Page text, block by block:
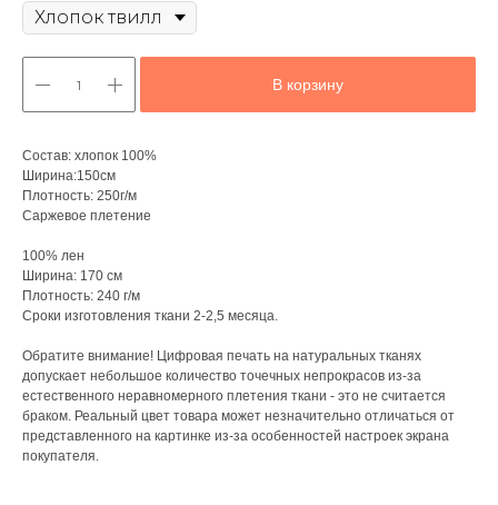
В корзину
Состав: хлопок 100%
Ширина:150см
Плотность: 250г/м
Саржевое плетение
100% лен
Ширина: 170 см
Плотность: 240 г/м
Сроки изготовления ткани 2-2,5 месяца.
Обратите внимание! Цифровая печать на натуральных тканях
допускает небольшое количество точечных непрокрасов из-за
естественного неравномерного плетения ткани - это не считается
браком. Реальный цвет товара может незначительно отличаться от
представленного на картинке из-за особенностей настроек экрана
покупателя.